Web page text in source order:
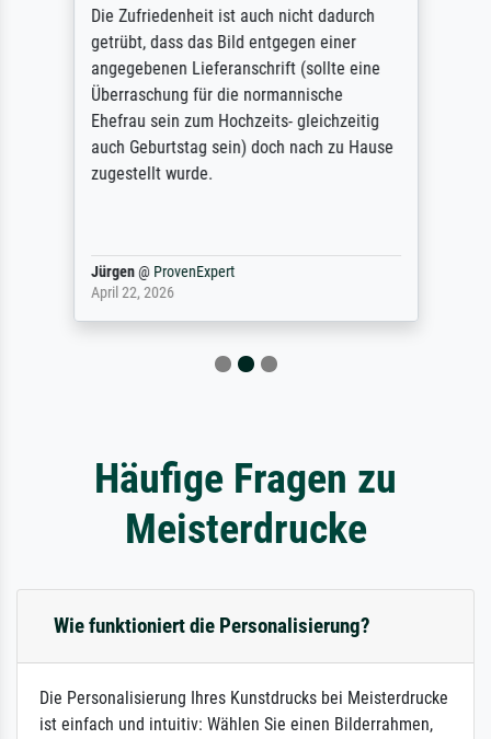
Die Zufriedenheit ist auch nicht dadurch
getrübt, dass das Bild entgegen einer
angegebenen Lieferanschrift (sollte eine
Überraschung für die normannische
Ehefrau sein zum Hochzeits- gleichzeitig
auch Geburtstag sein) doch nach zu Hause
zugestellt wurde.
Jürgen@ ProvenExpert
April 22, 2026
Häufige Fragen zu
Meisterdrucke
Wie funktioniert die Personalisierung?
Die Personalisierung Ihres Kunstdrucks bei Meisterdrucke
ist einfach und intuitiv: Wählen Sie einen Bilderrahmen,